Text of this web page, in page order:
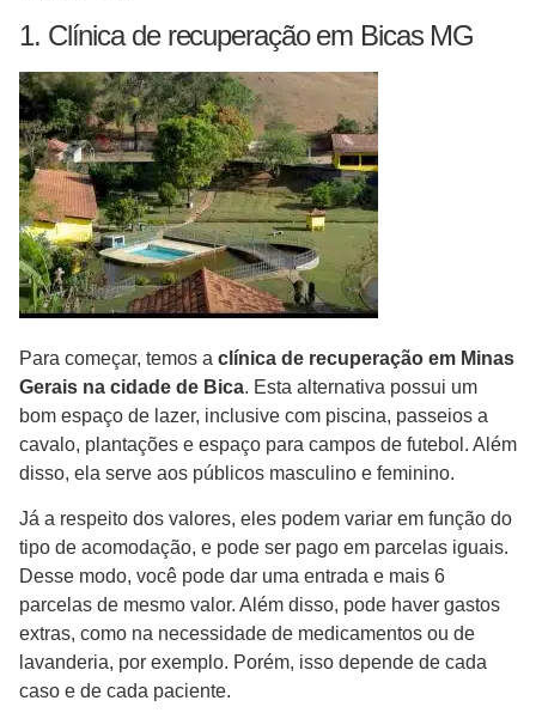
1. Clínica de recuperação em Bicas MG
Para começar, temos a clínica de recuperação em Minas
Gerais na cidade de Bica. Esta alternativa possui um
bom espaço de lazer, inclusive com piscina, passeios a
cavalo, plantações e espaço para campos de futebol. Além
disso, ela serve aos públicos masculino e feminino.
Já a respeito dos valores, eles podem variar em função do
tipo de acomodação, e pode ser pago em parcelas iguais.
Desse modo, você pode dar uma entrada e mais 6
parcelas de mesmo valor. Além disso, pode haver gastos
extras, como na necessidade de medicamentos ou de
lavanderia, por exemplo. Porém, isso depende de cada
caso e de cada paciente.